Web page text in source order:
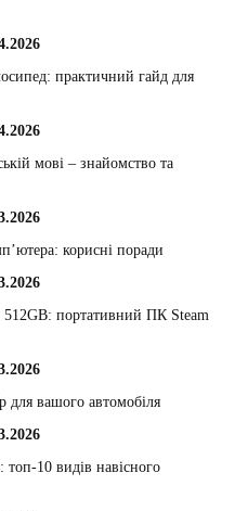
практичний гайд для
мові – знайомство та
корисні поради
портативний ПК Steam
вашого автомобіля
10 видів навісного